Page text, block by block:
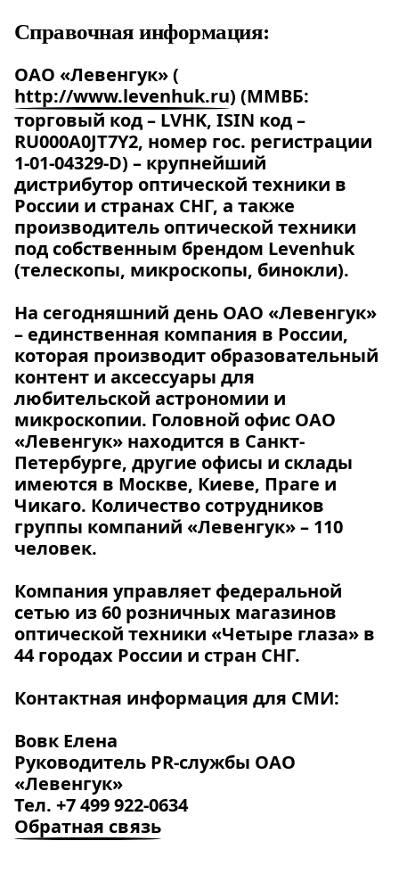
Справочная информация:
ОАО «Левенгук» (
http://www.levenhuk.ru) (ММВБ:
торговый код – LVHK, ISIN код –
RU000A0JT7Y2, номер гос. регистрации
1-01-04329-D) – крупнейший
дистрибутор оптической техники в
России и странах СНГ, а также
производитель оптической техники
под собственным брендом Levenhuk
(телескопы, микроскопы, бинокли).
На сегодняшний день ОАО «Левенгук»
– единственная компания в России,
которая производит образовательный
контент и аксессуары для
любительской астрономии и
микроскопии. Головной офис ОАО
«Левенгук» находится в Санкт-
Петербурге, другие офисы и склады
имеются в Москве, Киеве, Праге и
Чикаго. Количество сотрудников
группы компаний «Левенгук» – 110
человек.
Компания управляет федеральной
сетью из 60 розничных магазинов
оптической техники «Четыре глаза» в
44 городах России и стран СНГ.
Контактная информация для СМИ:
Вовк Елена
Руководитель PR-службы ОАО
«Левенгук»
Тел. +7 499 922-0634
Обратная связь